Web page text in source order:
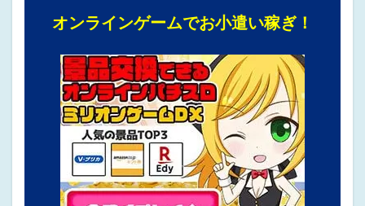
オンラインゲームでお小遣い稼ぎ！